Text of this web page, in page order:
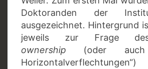
Doktoranden der
ausgezeichnet. Hintergrund
jeweils zur Frage
ownership (oder auch